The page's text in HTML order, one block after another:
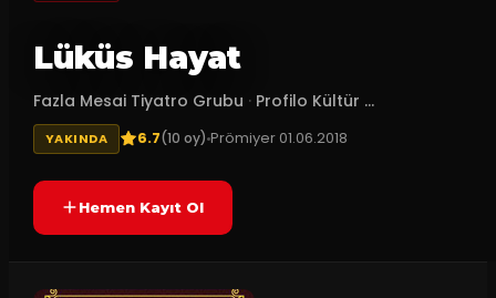
Lüküs Hayat
Fazla Mesai Tiyatro Grubu · Profilo Kültür ...
YAKINDA 6.7(10 oy)Prömiyer 01.06.2018
Hemen Kayıt Ol